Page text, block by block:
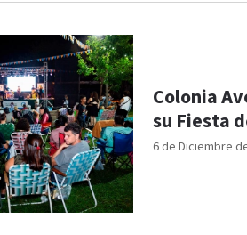
6 de Diciembre
Colonia
su Fiesta